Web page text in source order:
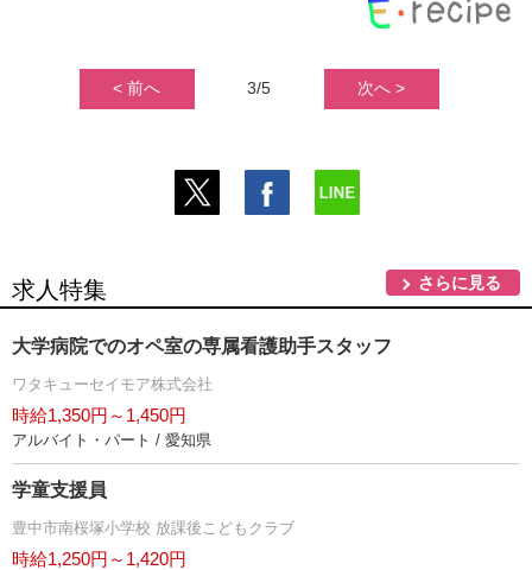
< 前へ 3/5 次へ >
求人特集 さらに見る
大学病院でのオペ室の専属看護助手スタッフ
ワタキューセイモア株式会社
時給1,350円～1,450円
アルバイト・パート / 愛知県
学童支援員
豊中市南桜塚小学校 放課後こどもクラブ
時給1,250円～1,420円